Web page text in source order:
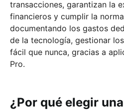
transacciones, garantizan la
financieros y cumplir la
documentando los gastos
de la tecnología, gestionar
fácil que nunca, gracias a
Pro.
¿Por qué elegir